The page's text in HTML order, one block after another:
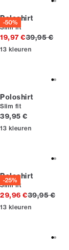
-50%
Poloshirt
Slim fit
19,97 €Originele
39,95 €
13 kleuren
Poloshirt
Slim fit
Huidige prijs
39,95 €
13 kleuren
-25%
Poloshirt
Slim fit
29,96 €Originele
39,95 €
13 kleuren